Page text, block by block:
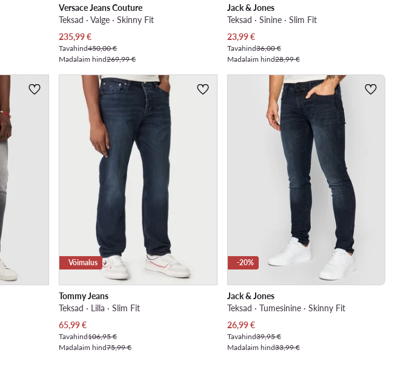
Versace Jeans Couture
Teksad · Valge · Skinny Fit
Praegune hind
235,99€
Tavahind450,00 €
Madalaim hind269,99 €
Jack & Jones
Teksad · Sinine · Slim Fit
Praegune hind
23,99€
Tavahind36,00 €
Madalaim hind28,99 €
Võimalus
Tommy Jeans
Teksad · Lilla · Slim Fit
Praegune hind
65,99€
Tavahind106,95 €
Madalaim hind75,99 €
-20%
Jack & Jones
Teksad · Tumesinine · Skinny Fit
Praegune hind
26,99€
Tavahind39,95 €
Madalaim hind33,99 €